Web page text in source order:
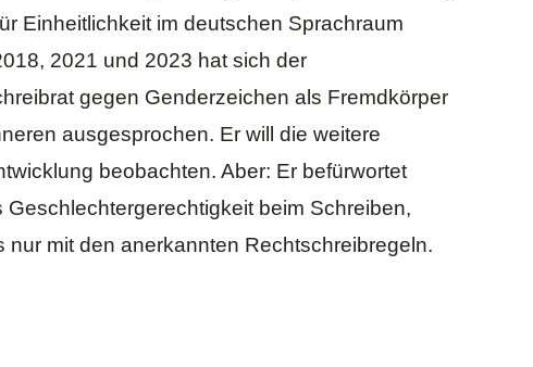
Einheitlichkeit im deutschen Sprachraum
, 2021 und 2023 hat sich der
gegen Genderzeichen als Fremdkörper
ausgesprochen. Er will die weitere
beobachten. Aber: Er befürwortet
Geschlechtergerechtigkeit beim Schreiben,
nur mit den anerkannten Rechtschreibregeln.